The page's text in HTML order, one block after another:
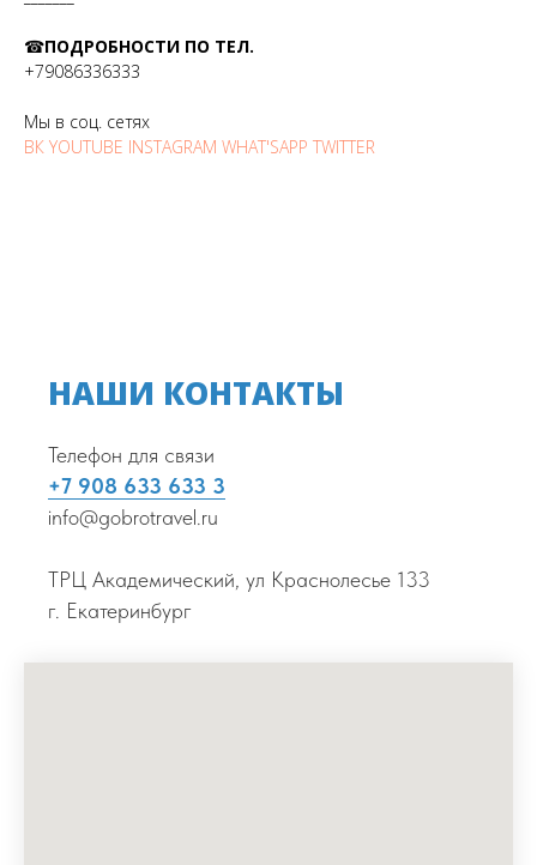
☎ПОДРОБНОСТИ ПО ТЕЛ.
+79086336333
Мы в соц. сетях
ВК YOUTUBE INSTAGRAM WHAT'SAPP TWITTER
НАШИ КОНТАКТЫ
Телефон для связи
+7 908 633 633 3
info@gobrotravel.ru
ТРЦ Академический, ул Краснолесье 133
г. Екатеринбург